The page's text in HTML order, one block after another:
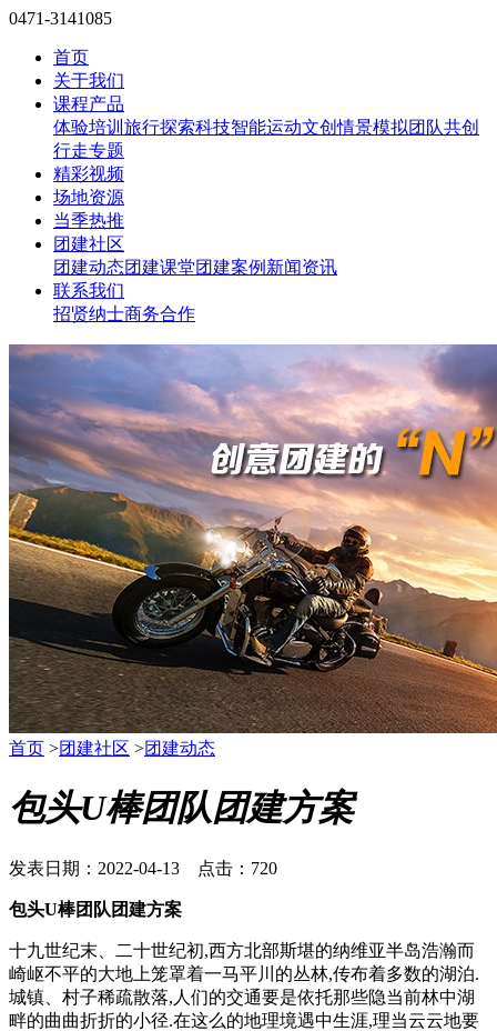
0471-3141085
首页
关于我们
课程产品
体验培训 旅行探索科技智能运动文创情景模拟团队共创
行走专题
精彩视频
场地资源
当季热推
团建社区
团建动态团建课堂团建案例 新闻资讯
联系我们
招贤纳士商务合作
首页 >团建社区 >团建动态
包头U棒团队团建方案
发表日期：2022-04-13 点击：720
包头U棒团队团建方案
十九世纪末、二十世纪初,西方北部斯堪的纳维亚半岛浩瀚而
崎岖不平的大地上笼罩着一马平川的丛林,传布着多数的湖泊.
城镇、村子稀疏散落,人们的交通要是依托那些隐当前林中湖
畔的曲曲折折的小径.在这么的地理境遇中生涯,理当云云地要